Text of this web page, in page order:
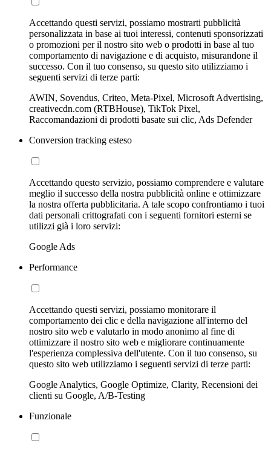
Accettando questi servizi, possiamo mostrarti pubblicità
personalizzata in base ai tuoi interessi, contenuti sponsorizzati
o promozioni per il nostro sito web o prodotti in base al tuo
comportamento di navigazione e di acquisto, misurandone il
successo. Con il tuo consenso, su questo sito utilizziamo i
seguenti servizi di terze parti:
AWIN, Sovendus, Criteo, Meta-Pixel, Microsoft Advertising,
creativecdn.com (RTBHouse), TikTok Pixel,
Raccomandazioni di prodotti basate sui clic, Ads Defender
Conversion tracking esteso
Accettando questo servizio, possiamo comprendere e valutare
meglio il successo della nostra pubblicità online e ottimizzare
la nostra offerta pubblicitaria. A tale scopo confrontiamo i tuoi
dati personali crittografati con i seguenti fornitori esterni se
utilizzi già i loro servizi:
Google Ads
Performance
Accettando questi servizi, possiamo monitorare il
comportamento dei clic e della navigazione all'interno del
nostro sito web e valutarlo in modo anonimo al fine di
ottimizzare il nostro sito web e migliorare continuamente
l'esperienza complessiva dell'utente. Con il tuo consenso, su
questo sito web utilizziamo i seguenti servizi di terze parti:
Google Analytics, Google Optimize, Clarity, Recensioni dei
clienti su Google, A/B-Testing
Funzionale